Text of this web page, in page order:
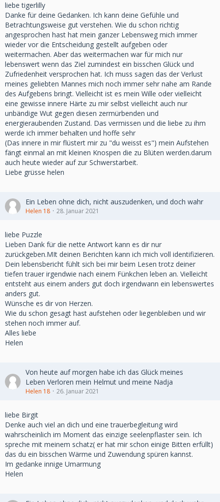
liebe tigerlilly
Danke für deine Gedanken. Ich kann deine Gefühle und
Betrachtungsweise gut verstehen. Wie du schon richtig
angesprochen hast hat mein ganzer Lebensweg mich immer
wieder vor die Entscheidung gestellt aufgeben oder
weitermachen. Aber das weitermachen war für mich nur
lebenswert wenn das Ziel zumindest ein bisschen Glück und
Zufriedenheit versprochen hat. Ich muss sagen das der Verlust
meines geliebten Mannes mich noch immer sehr nahe am Rande
des Aufgebens bringt. Vielleicht ist es mein Wille oder vielleicht
eine gewisse innere Härte zu mir selbst vielleicht auch nur
unbändige Wut gegen diesen zermürbenden und
energieraubenden Zustand. Das vermissen und die liebe zu ihm
werde ich immer behalten und hoffe sehr
(Das innere in mir flüstert mir zu "du weisst es") mein Aufstehen
fängt einmal an mit kleinen Knospen die zu Blüten werden.darum
auch heute wieder auf zur Schwerstarbeit.
Liebe grüsse helen
Ein Leben ohne dich, nicht auszudenken, und doch wahr
Helen 18 28. Januar 2021
liebe Puzzle
Lieben Dank für die nette Antwort kann es dir nur
zurückgeben.MIt deinen Berichten kann ich mich voll identifizieren.
Dein lebensbericht fühlt sich bei mir beim Lesen trotz deiner
tiefen trauer irgendwie nach einem Fünkchen leben an. Vielleicht
entsteht aus einem anders gut doch irgendwann ein lebenswertes
anders gut.
Wünsche es dir von Herzen.
Wie du schon gesagt hast aufstehen oder liegenbleiben und wir
stehen noch immer auf.
Alles liebe
Helen
Von heute auf morgen habe ich das Glück meines
Leben Verloren mein Helmut und meine Nadja
Helen 18 26. Januar 2021
liebe Birgit
Denke auch viel an dich und eine trauerbegleitung wird
wahrscheinlich im Moment das einzige seelenpflaster sein. Ich
spreche mit meinem schatz( er hat mir schon einige Bitten erfüllt)
das du ein bisschen Wärme und Zuwendung spüren kannst.
Im gedanke innige Umarmung
Helen